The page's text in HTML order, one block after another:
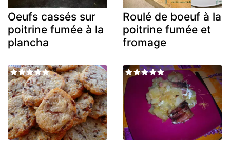
Oeufs cassés sur
poitrine fumée à la
plancha
Roulé de boeuf à la
poitrine fumée et
fromage